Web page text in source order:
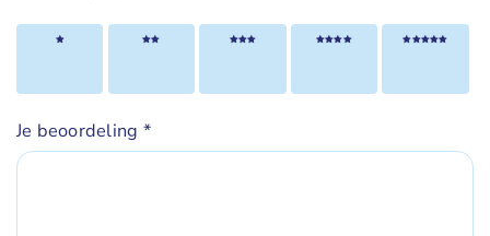
1 van 2 van 3 van 4 van 5 van
Je beoordeling *